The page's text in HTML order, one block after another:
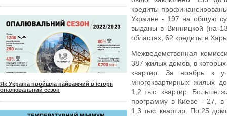
Як Україна пройшла найважчий в історії
опалювальний сезон
кредиты
Украине - 197 на общую
выданы в Винницкой (на
областях, 62 кредиты в
Межведомственная
387 жилых домов, в
квартир. За ноябрь к
многоквартирных жилых
1,2 тыс. квартир. Больше
программу в Киеве - 27, в
1,3 тыс. квартир. По 25